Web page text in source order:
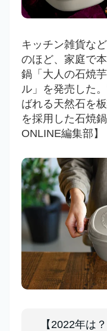
キッチン雑貨な
のほど、家庭で
鍋「大人の石焼
ル」を発売した
ばれる天然石を
を採用した石焼
ONLINE編集部】
【2022年は？